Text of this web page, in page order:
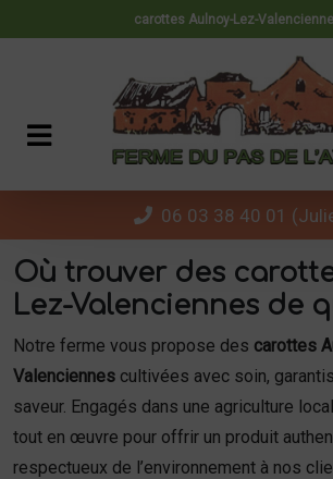
carottes Aulnoy-Lez-
06 03 38 40 01
Où trouver des
Lez-Valenciennes de
Notre ferme vous propose des carottes
Valenciennes cultivées avec soin,
saveur. Engagés dans une agriculture
tout en œuvre pour offrir un produit
respectueux de l’environnement à nos
Panneau de gestion des cookies